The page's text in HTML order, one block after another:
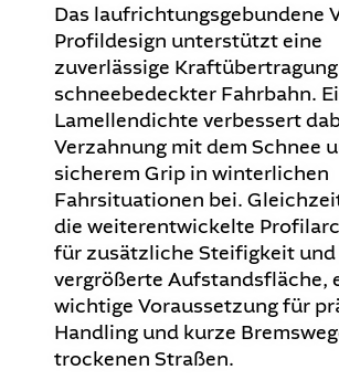
Das laufrichtungsgebundene
Profildesign unterstützt eine
zuverlässige
schneebedeckter Fahrbahn.
Lamellendichte verbessert
Verzahnung mit dem Schnee
sicherem Grip in winterlichen
Fahrsituationen bei.
die weiterentwickelte
für zusätzliche Steifigkeit und
vergrößerte Aufstandsfläche,
wichtige Voraussetzung für
Handling und kurze
trockenen Straßen.